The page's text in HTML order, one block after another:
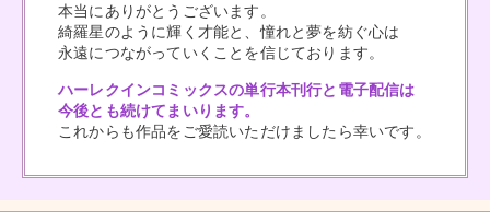
本当にありがとうございます。
綺羅星のように輝く才能と、憧れと夢を紡ぐ心は
永遠につながっていくことを信じております。
ハーレクインコミックスの単行本刊行と電子配信は
今後とも続けてまいります。
これからも作品をご愛読いただけましたら幸いです。